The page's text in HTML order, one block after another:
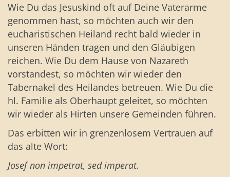
Wie Du das Jesuskind oft auf Deine Vaterarme
genommen hast, so möchten auch wir den
eucharistischen Heiland recht bald wieder in
unseren Händen tragen und den Gläubigen
reichen. Wie Du dem Hause von Nazareth
vorstandest, so möchten wir wieder den
Tabernakel des Heilandes betreuen. Wie Du die
hl. Familie als Oberhaupt geleitet, so möchten
wir wieder als Hirten unsere Gemeinden führen.
Das erbitten wir in grenzenlosem Vertrauen auf
das alte Wort:
Josef non impetrat, sed imperat.